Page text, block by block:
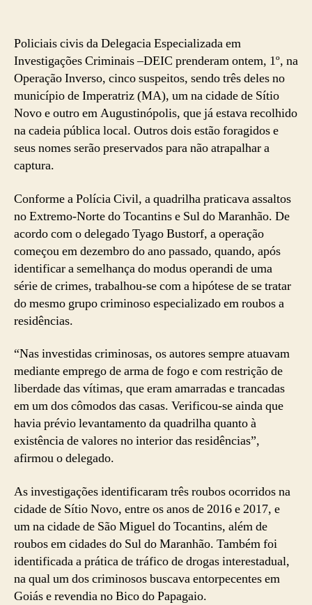
Policiais civis da Delegacia Especializada em
Investigações Criminais –DEIC prenderam ontem, 1º, na
Operação Inverso, cinco suspeitos, sendo três deles no
município de Imperatriz (MA), um na cidade de Sítio
Novo e outro em Augustinópolis, que já estava recolhido
na cadeia pública local. Outros dois estão foragidos e
seus nomes serão preservados para não atrapalhar a
captura.
Conforme a Polícia Civil, a quadrilha praticava assaltos
no Extremo-Norte do Tocantins e Sul do Maranhão. De
acordo com o delegado Tyago Bustorf, a operação
começou em dezembro do ano passado, quando, após
identificar a semelhança do modus operandi de uma
série de crimes, trabalhou-se com a hipótese de se tratar
do mesmo grupo criminoso especializado em roubos a
residências.
“Nas investidas criminosas, os autores sempre atuavam
mediante emprego de arma de fogo e com restrição de
liberdade das vítimas, que eram amarradas e trancadas
em um dos cômodos das casas. Verificou-se ainda que
havia prévio levantamento da quadrilha quanto à
existência de valores no interior das residências”,
afirmou o delegado.
As investigações identificaram três roubos ocorridos na
cidade de Sítio Novo, entre os anos de 2016 e 2017, e
um na cidade de São Miguel do Tocantins, além de
roubos em cidades do Sul do Maranhão. Também foi
identificada a prática de tráfico de drogas interestadual,
na qual um dos criminosos buscava entorpecentes em
Goiás e revendia no Bico do Papagaio.